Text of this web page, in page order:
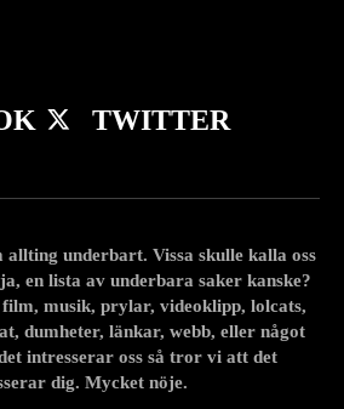
TWITTER
underbart. Vissa skulle kalla oss
en lista av underbara saker kanske?
musik, prylar, videoklipp, lolcats,
dumheter, länkar, webb, eller något
intresserar oss så tror vi att det
dig. Mycket nöje.